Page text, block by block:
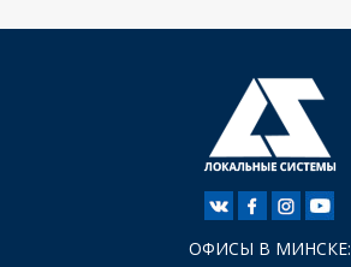
ОФИСЫ В МИНСКЕ: